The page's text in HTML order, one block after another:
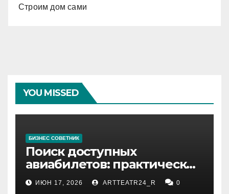
Строим дом сами
YOU MISSED
БИЗНЕС СОВЕТНИК
Поиск доступных
авиабилетов: практические
рекомендации
ИЮН 17, 2026 ARTTEATR24_R 0